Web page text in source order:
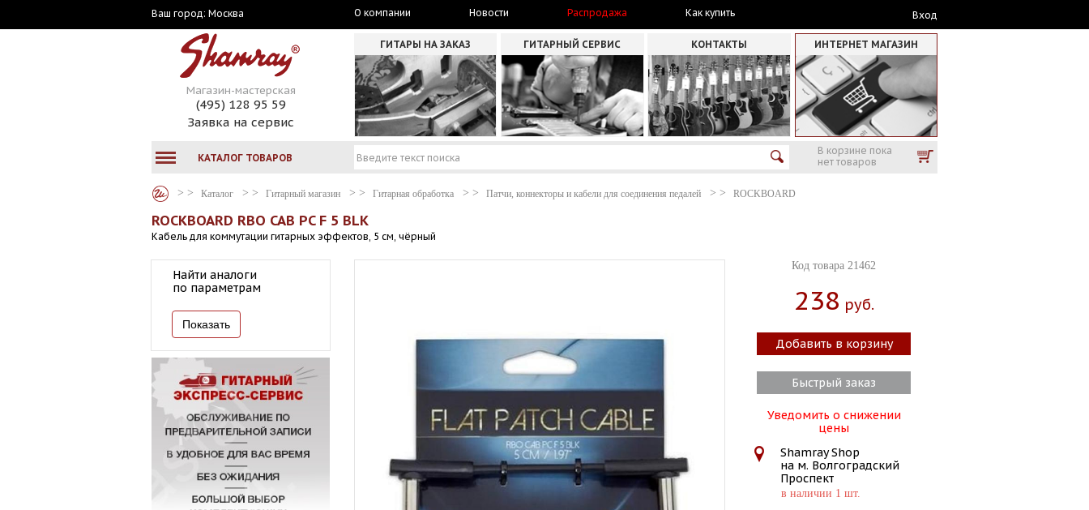
Ваш город: Москва О компании Новости Распродажа Как купить Вход
Магазин-мастерская
(495) 128 95 59
Заявка на сервис
ГИТАРЫ НА ЗАКАЗ ГИТАРНЫЙ СЕРВИС КОНТАКТЫ ИНТЕРНЕТ МАГАЗИН
КАТАЛОГ ТОВАРОВ
В корзине пока
нет товаров
Каталог Гитарный магазин Гитарная обработка Патчи, коннекторы и кабели для соединения педалей ROCKBOARD
ROCKBOARD RBO CAB PC F 5 BLK
Кабель для коммутации гитарных эффектов, 5 см, чёрный
Найти аналоги
по параметрам
Код товара 21462
238 Руб.
Добавить в корзину
Быстрый заказ
Уведомить о снижении
цены
Shamray Shop
на м. Волгоградский
Проспект
в наличии 1 шт.